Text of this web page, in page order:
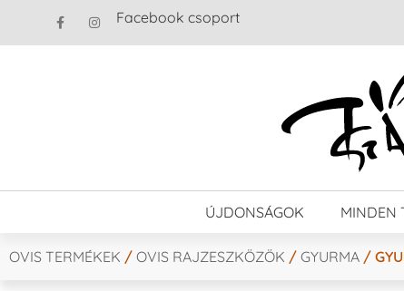
Facebook csoport
ÚJDONSÁGOK MINDEN
OVIS TERMÉKEK / OVIS RAJZESZKÖZÖK / GYURMA /